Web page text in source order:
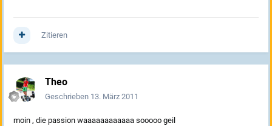
Zitieren
Theo
Geschrieben 13. März 2011
moin , die passion waaaaaaaaaaaa sooooo geil